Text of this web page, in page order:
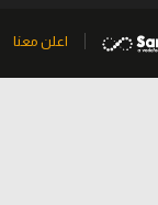
اعلن معنا